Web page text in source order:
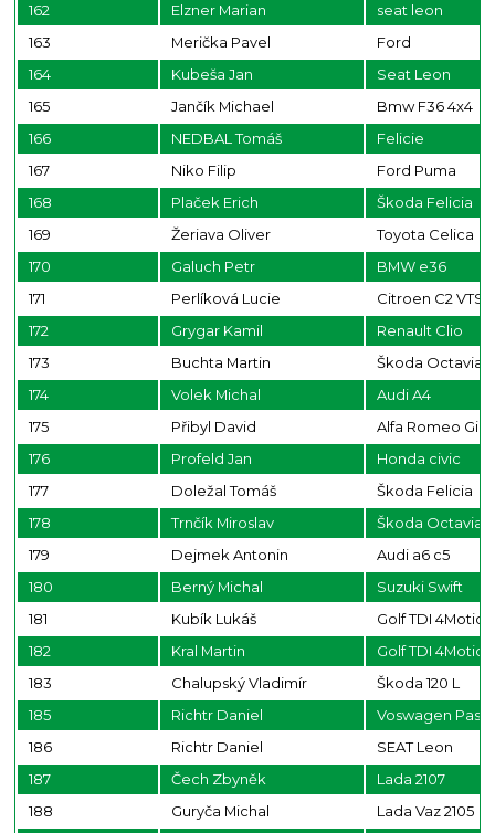
162
Elzner Marian
seat leon
163
Merička Pavel
Ford
164
Kubeša Jan
Seat Leon
165
Jančík Michael
Bmw F36 4x4
166
NEDBAL Tomáš
Felicie
167
Niko Filip
Ford Puma
168
Plaček Erich
Škoda Felicia
169
Žeriava Oliver
Toyota Celica
170
Galuch Petr
BMW e36
171
Perlíková Lucie
Citroen C2 VTS
172
Grygar Kamil
Renault Clio
173
Buchta Martin
Škoda Octavia
174
Volek Michal
Audi A4
175
Přibyl David
Alfa Romeo
176
Profeld Jan
Honda civic
177
Doležal Tomáš
Škoda Felicia
178
Trnčík Miroslav
Škoda Octavia
179
Dejmek Antonin
Audi a6 c5
180
Berný Michal
Suzuki Swift
181
Kubík Lukáš
Golf TDI 4Motion
182
Kral Martin
Golf TDI 4Motion
183
Chalupský Vladimír
Škoda 120 L
185
Richtr Daniel
Voswagen
186
Richtr Daniel
SEAT Leon
187
Čech Zbyněk
Lada 2107
188
Guryča Michal
Lada Vaz 2105